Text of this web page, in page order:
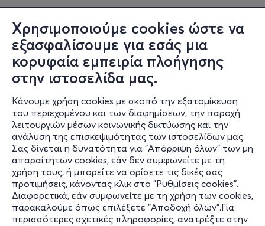
Χρησιμοποιούμε cookies ώστε να
εξασφαλίσουμε για εσάς μια
κορυφαία εμπειρία πλοήγησης
στην ιστοσελίδα μας.
Κάνουμε χρήση cookies με σκοπό την εξατομίκευση
του περιεχομένου και των διαφημίσεων, την παροχή
λειτουργιών μέσων κοινωνικής δικτύωσης και την
ανάλυση της επισκεψιμότητας των ιστοσελίδων μας.
Σας δίνεται η δυνατότητα για "Απόρριψη όλων" των μη
απαραίτητων cookies, εάν δεν συμφωνείτε με τη
χρήση τους, ή μπορείτε να ορίσετε τις δικές σας
προτιμήσεις, κάνοντας κλικ στο "Ρυθμίσεις cookies".
Διαφορετικά, εάν συμφωνείτε με τη χρήση των cookies,
παρακαλούμε όπως επιλέξετε "Αποδοχή όλων".Για
περισσότερες σχετικές πληροφορίες, ανατρέξτε στην
Πληροφορίες
Υποστήριξη
Stay Connected